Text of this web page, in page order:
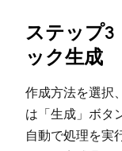
ステップ3
ック生成
作成方法を選択
は「生成」ボタ
自動で処理を実